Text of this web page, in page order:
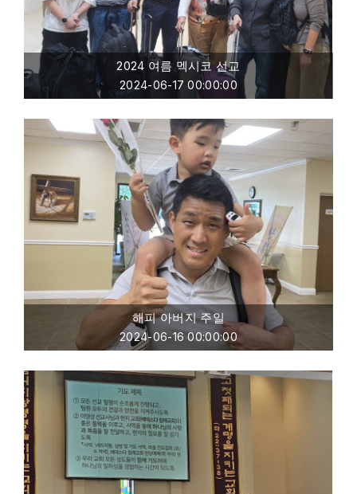
2024 여름 멕시코 선교
2024-06-17 00:00:00
해피 아버지 주일
2024-06-16 00:00:00